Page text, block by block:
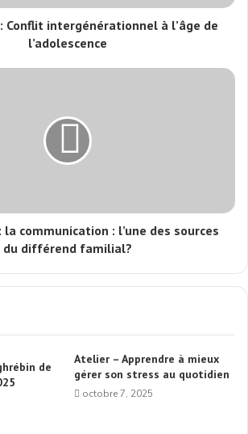
Conflit intergénérationnel à l’âge de
l’adolescence
communication : l’une des sources
du différend familial?
de
Atelier – Apprendre à mieux
gérer son stress au quotidien
octobre 7, 2025